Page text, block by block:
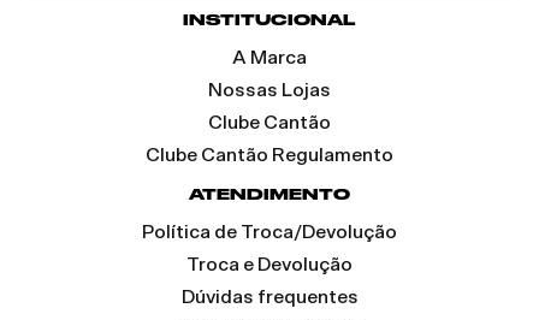
INSTITUCIONAL
A Marca
Nossas Lojas
Clube Cantão
Clube Cantão Regulamento
ATENDIMENTO
Política de Troca/Devolução
Troca e Devolução
Dúvidas frequentes